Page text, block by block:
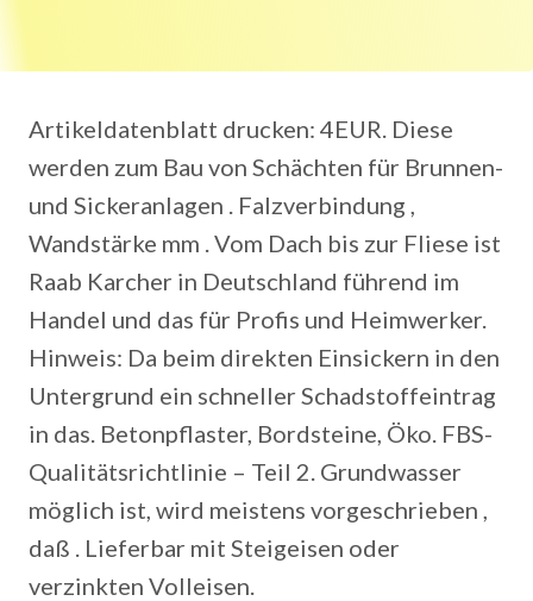
Artikeldatenblatt drucken: 4EUR. Diese
werden zum Bau von Schächten für Brunnen-
und Sickeranlagen . Falzverbindung ,
Wandstärke mm . Vom Dach bis zur Fliese ist
Raab Karcher in Deutschland führend im
Handel und das für Profis und Heimwerker.
Hinweis: Da beim direkten Einsickern in den
Untergrund ein schneller Schadstoffeintrag
in das. Betonpflaster, Bordsteine, Öko. FBS-
Qualitätsrichtlinie – Teil 2. Grundwasser
möglich ist, wird meistens vorgeschrieben ,
daß . Lieferbar mit Steigeisen oder
verzinkten Volleisen.